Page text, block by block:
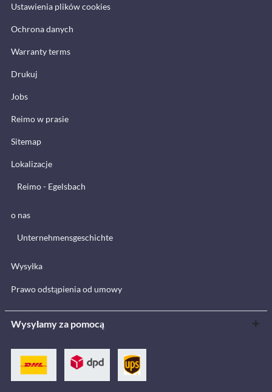
Ustawienia plików cookies
Ochrona danych
Warranty terms
Drukuj
Jobs
Reimo w prasie
Sitemap
Lokalizacje
Reimo - Egelsbach
o nas
Unternehmensgeschichte
Wysyłka
Prawo odstąpienia od umowy
Wysyłamy za pomocą